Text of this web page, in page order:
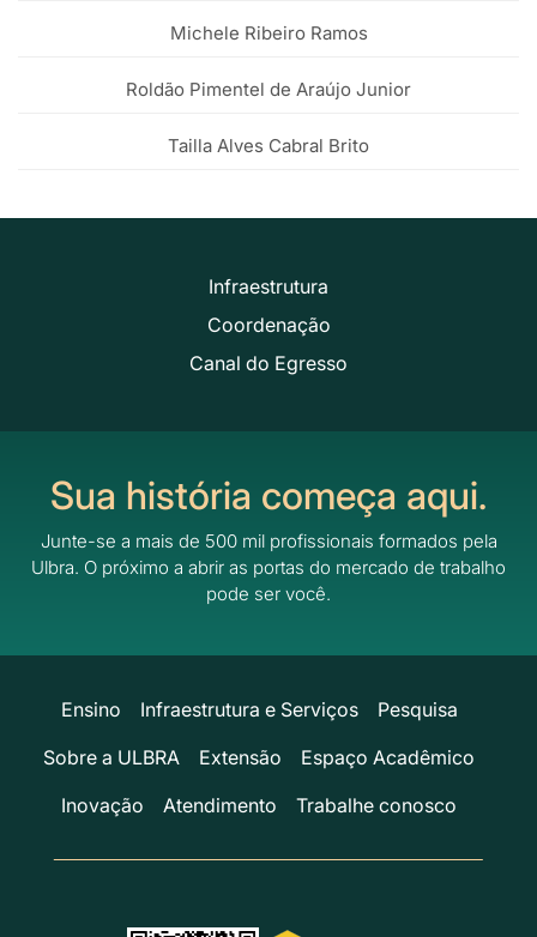
Michele Ribeiro Ramos
Roldão Pimentel de Araújo Junior
Tailla Alves Cabral Brito
Infraestrutura
Coordenação
Canal do Egresso
Sua história começa aqui.
Junte-se a mais de 500 mil profissionais formados pela
Ulbra. O próximo a abrir as portas do mercado de trabalho
pode ser você.
Ensino Infraestrutura e Serviços
Pesquisa
Sobre a ULBRA
Extensão
Espaço Acadêmico
Inovação
Atendimento Trabalhe conosco